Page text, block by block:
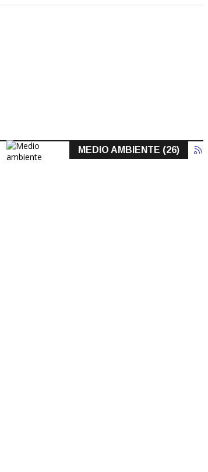
MEDIO AMBIENTE (26)